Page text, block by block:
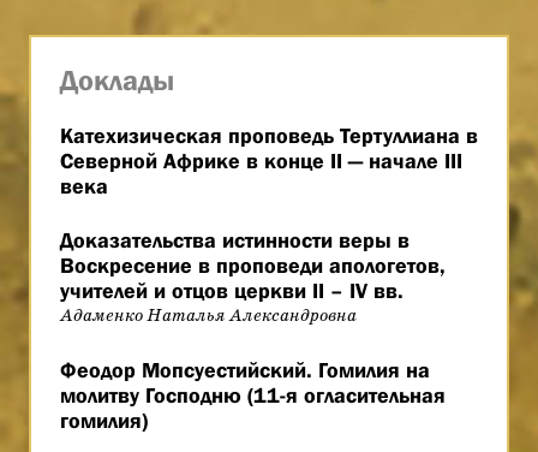
Доклады
Катехизическая проповедь Тертуллиана в
Северной Африке в конце II — начале III
века
Доказательства истинности веры в
Воскресение в проповеди апологетов,
учителей и отцов церкви II – IV вв.
Адаменко Наталья Александровна
Феодор Мопсуестийский. Гомилия на
молитву Господню (11-я огласительная
гомилия)